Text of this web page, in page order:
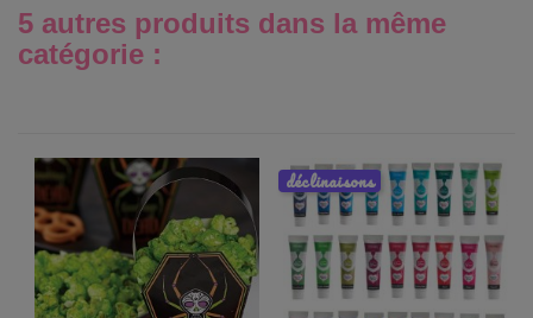
5 autres produits dans la même
catégorie :
déclinaisons